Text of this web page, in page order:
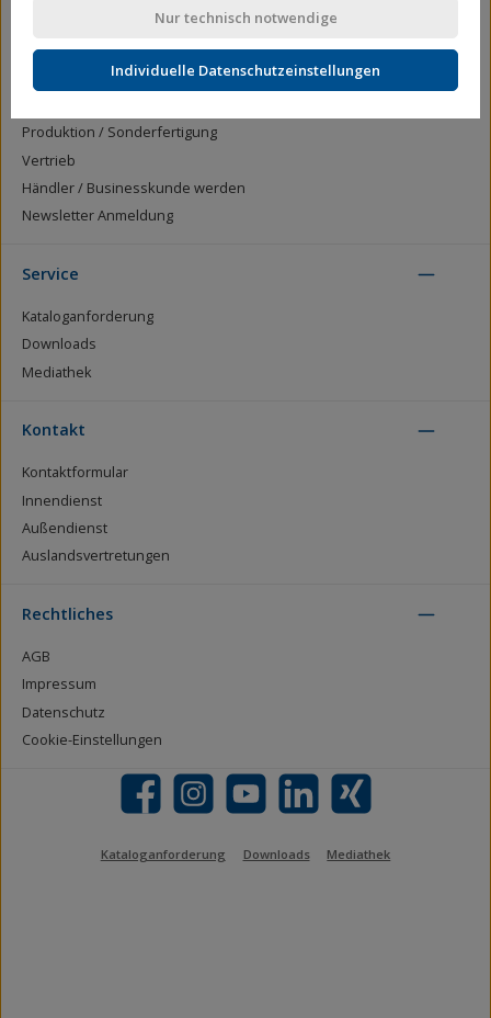
Wir über uns
Produktion / Sonderfertigung
Vertrieb
Händler / Businesskunde werden
Newsletter Anmeldung
Service
Kataloganforderung
Downloads
Mediathek
Kontakt
Kontaktformular
Innendienst
Außendienst
Auslandsvertretungen
Rechtliches
AGB
Impressum
Datenschutz
Cookie-Einstellungen
Facebook Instagram YouTube LinkedIn Xing
Kataloganforderung Downloads Mediathek
Nur technisch notwendige
Individuelle Datenschutzeinstellungen